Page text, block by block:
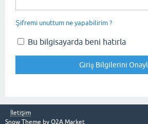
Şifremi unuttum ne yapabilirim ?
Bu bilgisayarda beni hatırla
İletişim
Snow Theme by Q2A Market